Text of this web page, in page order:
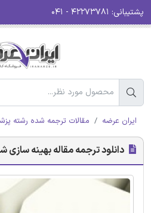
پشتیبانی:
ایران عرضه مقالات ترجمه شده رشته
دانلود ترجمه مقاله بهینه